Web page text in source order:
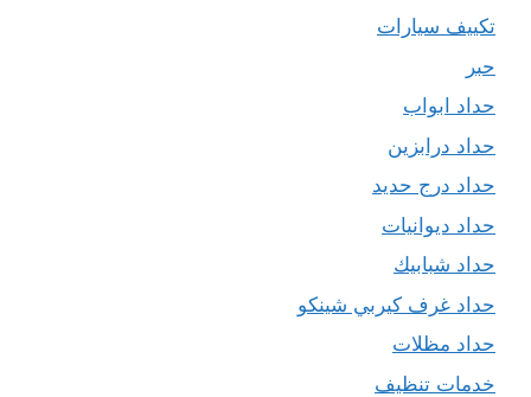
تكييف سيارات
حبر
حداد ابواب
حداد درابزين
حداد درج حديد
حداد ديوانيات
حداد شبابيك
حداد غرف كيربي شينكو
حداد مظلات
خدمات تنظيف